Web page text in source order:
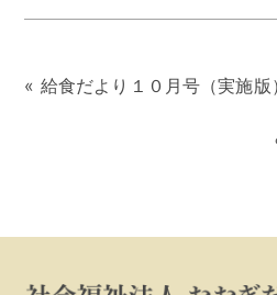
« 給食だより１０月号（実施版）